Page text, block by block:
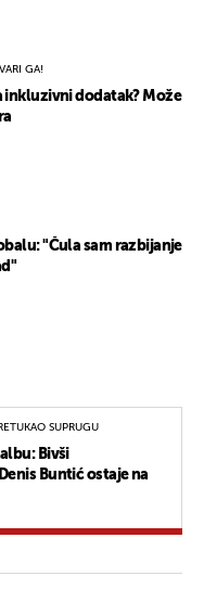
GA!
inkluzivni dodatak? Može
"Čula sam razbijanje
SUPRUGU
Bivši
Buntić ostaje na